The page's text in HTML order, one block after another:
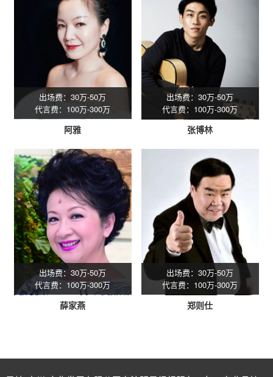
出场费：30万-50万
代言费：100万-300万
阿雅
出场费：30万-50万
代言费：100万-300万
张博林
出场费：30万-50万
代言费：100万-300万
薛家燕
出场费：30万-50万
代言费：100万-300万
郑则仕